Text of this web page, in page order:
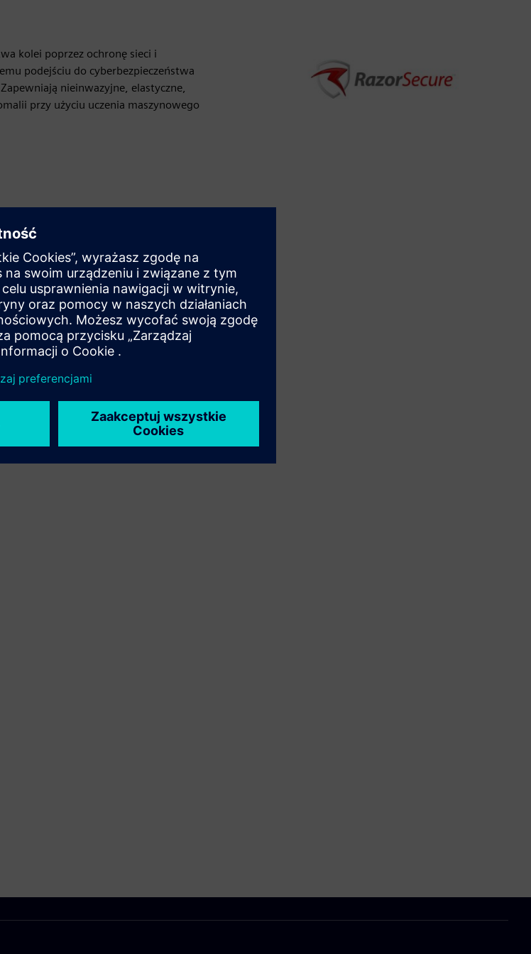
kolei poprzez ochronę sieci i
podejściu do cyberbezpieczeństwa
nieinwazyjne, elastyczne,
przy użyciu uczenia maszynowego
na bazie produktu/rozwiązania
poprzez tworzenie nowego produktu
dla klienta poprzez
Siemens Xcelerator z produktem